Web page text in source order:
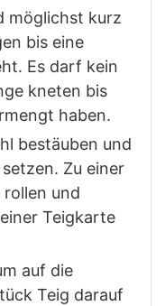
möglichst kurz
bis eine
Es darf kein
kneten bis
haben.
bestäuben und
Zu einer
rollen und
Teigkarte
auf die
Teig darauf